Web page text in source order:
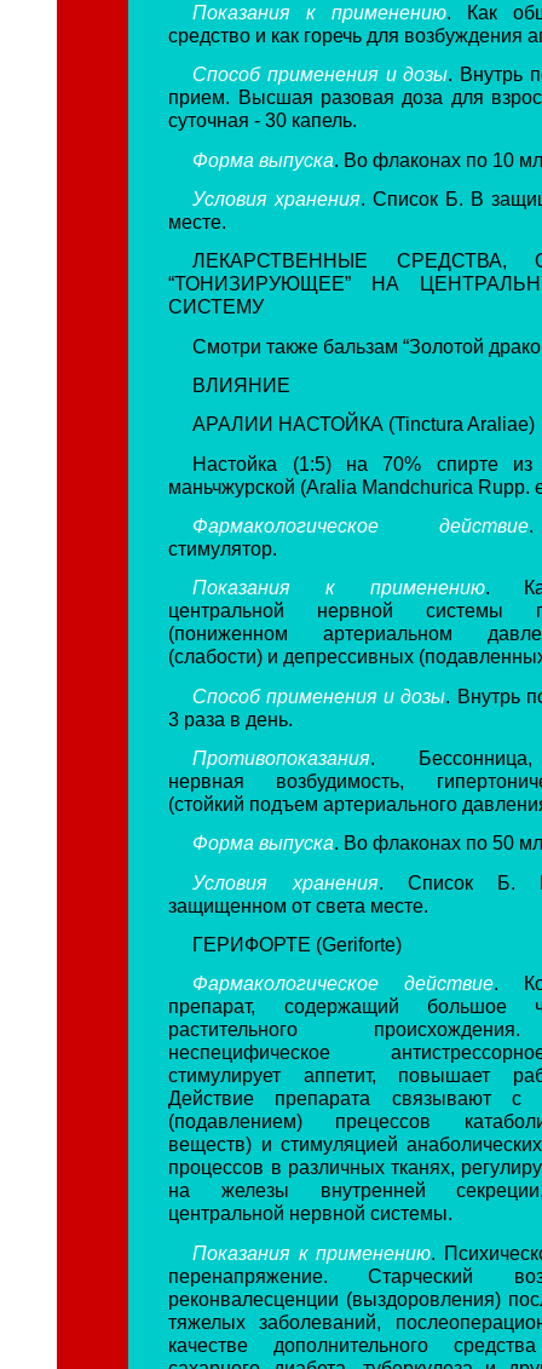
Показания к применению. Как
средство и как горечь для возбуждения
Способ применения и дозы. Внутрь
прием. Высшая разовая доза для
суточная - 30 капель.
Форма выпуска. Во флаконах по 10
Условия хранения. Список Б. В
месте.
ЛЕКАРСТВЕННЫЕ СРЕДСТВА,
“ТОНИЗИРУЮЩЕЕ” НА
СИСТЕМУ
Смотри также бальзам “Золотой
ВЛИЯНИЕ
АРАЛИИ НАСТОЙКА (Tinctura Araliae)
Настойка (1:5) на 70% спирте из
маньчжурской (Aralia Mandchurica Rupp.
Фармакологическое действие.
стимулятор.
Показания к применению.
центральной нервной системы
(пониженном артериальном
(слабости) и депрессивных
Способ применения и дозы. Внутрь
3 раза в день.
Противопоказания.
нервная возбудимость,
(стойкий подъем артериального
Форма выпуска. Во флаконах по 50
Условия хранения. Список Б. В
защищенном от света месте.
ГЕРИФОРТЕ (Geriforte)
Фармакологическое действие.
препарат, содержащий большое
растительного
неспецифическое
стимулирует аппетит, повышает
Действие препарата связывают с
(подавлением) прецессов
веществ) и стимуляцией
процессов в различных тканях,
на железы внутренней
центральной нервной системы.
Показания к применению.
перенапряжение. Старческий
реконвалесценции (выздоровления)
тяжелых заболеваний,
качестве дополнительного